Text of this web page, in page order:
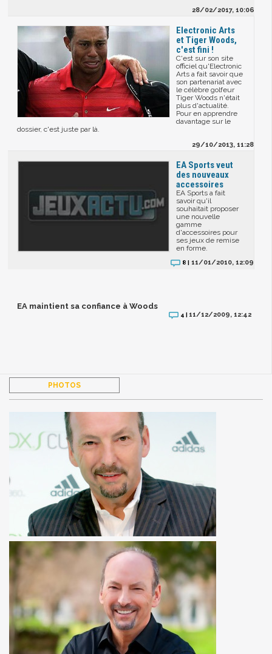
28/02/2017, 10:06
Electronic Arts
et Tiger Woods,
c'est fini !
C'est sur son site
officiel qu'Electronic
Arts a fait savoir que
son partenariat avec
le célèbre golfeur
Tiger Woods n'était
plus d'actualité.
Pour en apprendre
davantage sur le
dossier, c'est juste par là.
29/10/2013, 11:28
EA Sports veut
des nouveaux
accessoires
EA Sports a fait
savoir qu'il
souhaitait proposer
une nouvelle
gamme
d'accessoires pour
ses jeux de remise
en forme.
8 | 11/01/2010, 12:09
EA maintient sa confiance à Woods
4 |11/12/2009, 12:42
PHOTOS